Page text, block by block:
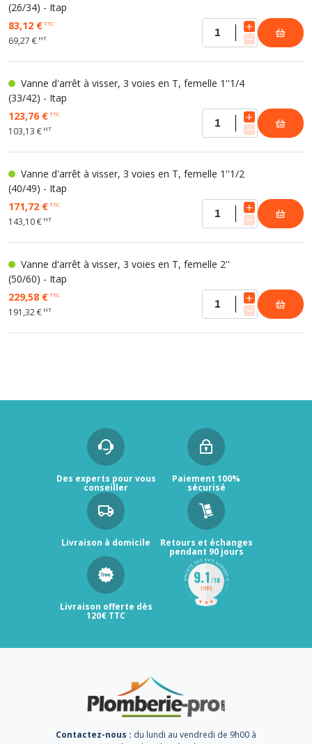
(26/34) - Itap
83,12 €TTC
69,27 € HT
Vanne d'arrêt à visser, 3 voies en T, femelle 1''1/4
(33/42) - Itap
123,76 €TTC
103,13 € HT
Vanne d'arrêt à visser, 3 voies en T, femelle 1''1/2
(40/49) - Itap
171,72 €TTC
143,10 € HT
Vanne d'arrêt à visser, 3 voies en T, femelle 2''
(50/60) - Itap
229,58 €TTC
191,32 € HT
Des experts pour vous
conseiller
Paiement 100%
sécurisé
Livraison à domicile Retours et échanges
pendant 90 jours
Livraison offerte dès
120€ TTC
Contactez-nous : du lundi au vendredi de 9h00 à